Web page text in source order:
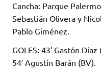
Cancha: Parque
Sebastián Olivera y
Pablo Giménez.
GOLES: 43′ Gastón
54′ Agustín Barán (BV).